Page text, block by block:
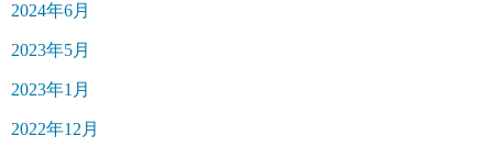
2024年6月
2023年5月
2023年1月
2022年12月